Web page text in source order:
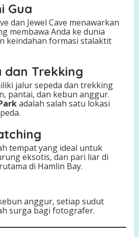
Gua
dan Jewel Cave menawarkan
membawa Anda ke dunia
keindahan formasi stalaktit
dan Trekking
jalur sepeda dan trekking
pantai, dan kebun anggur.
adalah salah satu lokasi
tempat yang ideal untuk
eksotis, dan pari liar di
di Hamlin Bay.
anggur, setiap sudut
surga bagi fotografer.